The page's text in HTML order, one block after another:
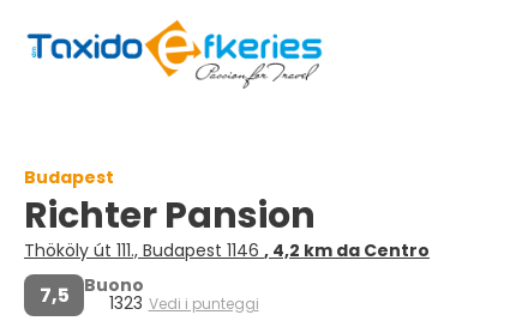
Budapest
Richter Pansion
Thököly út 111., Budapest 1146 , 4,2 km da Centro
7,5 Buono
1323 Vedi i punteggi